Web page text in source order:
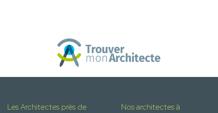
Les Architectes près de
Nos architectes à